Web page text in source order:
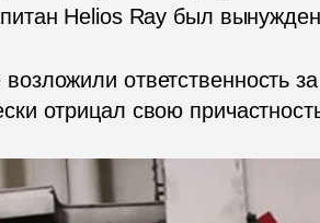
Helios Ray был вынужден
ответственность
отрицал свою